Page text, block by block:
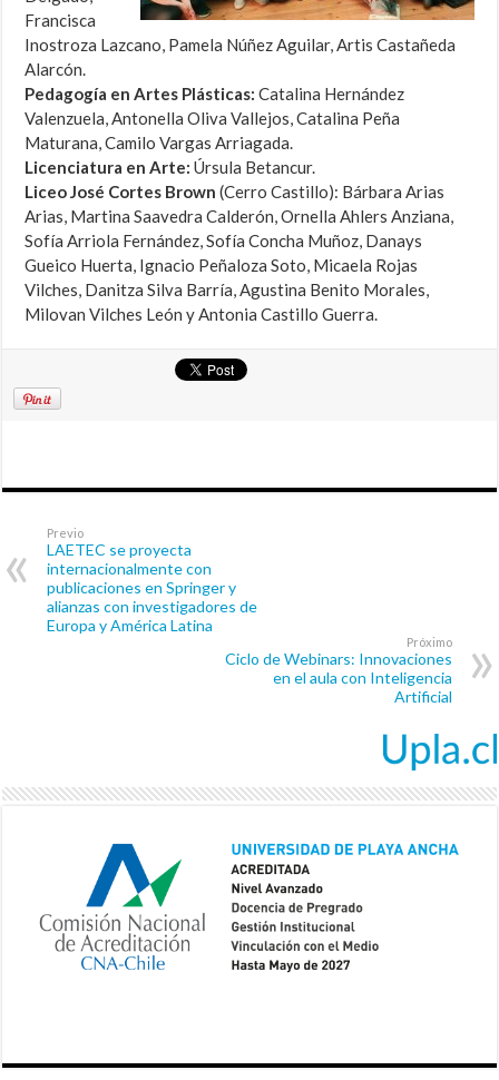
Francisca
Inostroza Lazcano, Pamela Núñez Aguilar, Artis Castañeda
Alarcón.
Pedagogía en Artes Plásticas: Catalina Hernández
Valenzuela, Antonella Oliva Vallejos, Catalina Peña
Maturana, Camilo Vargas Arriagada.
Licenciatura en Arte: Úrsula Betancur.
Liceo José Cortes Brown (Cerro Castillo): Bárbara Arias
Arias, Martina Saavedra Calderón, Ornella Ahlers Anziana,
Sofía Arriola Fernández, Sofía Concha Muñoz, Danays
Gueico Huerta, Ignacio Peñaloza Soto, Micaela Rojas
Vilches, Danitza Silva Barría, Agustina Benito Morales,
Milovan Vilches León y Antonia Castillo Guerra.
Previo
LAETEC se proyecta
internacionalmente con
publicaciones en Springer y
alianzas con investigadores de
Europa y América Latina
Próximo
Ciclo de Webinars: Innovaciones
en el aula con Inteligencia
Artificial